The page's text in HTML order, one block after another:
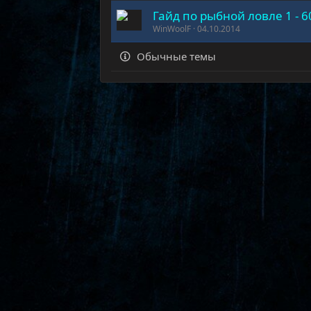
Гайд по рыбной ловле 1 -
WinWoolF 04.10.2014
Обычные темы